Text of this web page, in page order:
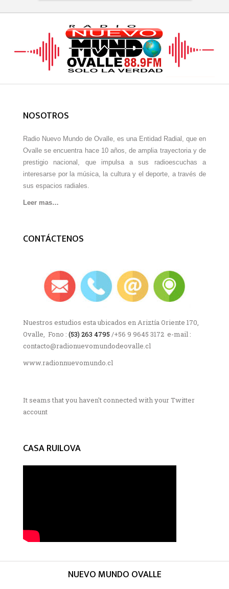
NOSOTROS
Radio Nuevo Mundo de Ovalle, es una Entidad Radial, que en
Ovalle se encuentra hace 10 años, de amplia trayectoria y de
prestigio nacional, que impulsa a sus radioescuchas a
interesarse por la música, la cultura y el deporte, a través de
sus espacios radiales.
Leer mas…
CONTÁCTENOS
Nuestros estudios esta ubicados en Ariztía Oriente 170,
Ovalle, Fono : (53) 263 4795 /+56 9 9645 3172 e-mail :
contacto@radionuevomundodeovalle.cl
www.radionnuevomundo.cl
It seams that you haven't connected with your Twitter
account
CASA RUILOVA
NUEVO MUNDO OVALLE